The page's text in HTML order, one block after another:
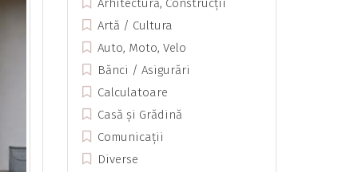
Arhitectură, Construcții
Artă / Cultura
Auto, Moto, Velo
Bănci / Asigurări
Calculatoare
Casă și Grădină
Comunicații
Diverse